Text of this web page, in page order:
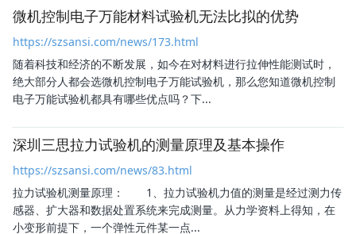
微机控制电子万能材料试验机无法比拟的优势
https://szsansi.com/news/173.html
随着科技和经济的不断发展，如今在对材料进行拉伸性能测试时，
绝大部分人都会选微机控制电子万能试验机，那么您知道微机控制
电子万能试验机都具有哪些优点吗？下...
深圳三思拉力试验机的测量原理及基本操作
https://szsansi.com/news/83.html
拉力试验机测量原理： 1、拉力试验机力值的测量是经过测力传
感器、扩大器和数据处置系统来完成测量。从力学资料上得知，在
小变形前提下，一个弹性元件某一点...